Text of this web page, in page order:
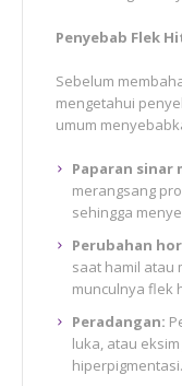
Penyebab Flek
Sebelum
mengetahui
umum
Paparan sinar
merangsang
sehingga
Perubahan
saat hamil atau
munculnya flek
Peradangan:
luka, atau
hiperpigmentasi.